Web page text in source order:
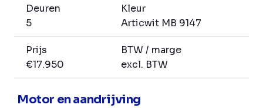
Deuren
5
Kleur
Articwit MB 9147
Prijs
€17.950
BTW / marge
excl. BTW
Motor en aandrijving